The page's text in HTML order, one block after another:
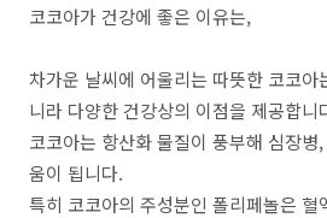
코코아가 건강에 좋은 이유는,
차가운 날씨에 어울리는 따뜻한 코코
니라 다양한 건강상의 이점을 제공합니
코코아는 항산화 물질이 풍부해 심장병
움이 됩니다.
특히 코코아의 주성분인 폴리페놀은 혈